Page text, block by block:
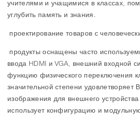
учителями и учащимися в классах,
углубить память и знания.
проектирование товаров с
продукты оснащены часто
ввода HDMI и VGA, внешний входной
функцию физического переключения
значительной степени удовлетворяет
изображения для внешнего
использует конфигурацию и